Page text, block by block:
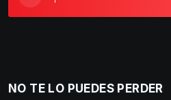
NO TE LO PUEDES PERDER